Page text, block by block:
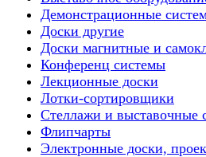
Демонстрационные
Доски другие
Доски магнитные и
Конференц системы
Лекционные доски
Лотки-сортировщики
Стеллажи и выставочные
Флипчарты
Электронные доски,